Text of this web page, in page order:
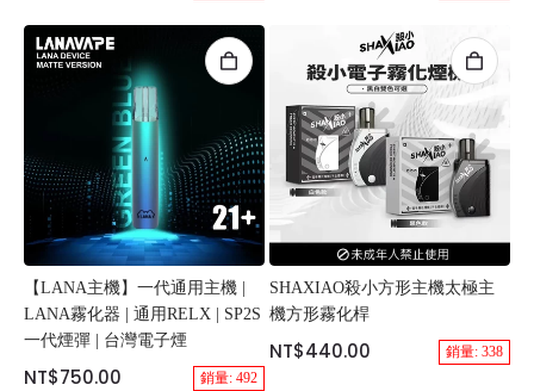
【LANA主機】一代通用主機 |
LANA霧化器 | 通用RELX | SP2S
一代煙彈 | 台灣電子煙
NT$750.00 銷量: 492
SHAXIAO殺小方形主機太極主
機方形霧化桿
NT$440.00 銷量: 338